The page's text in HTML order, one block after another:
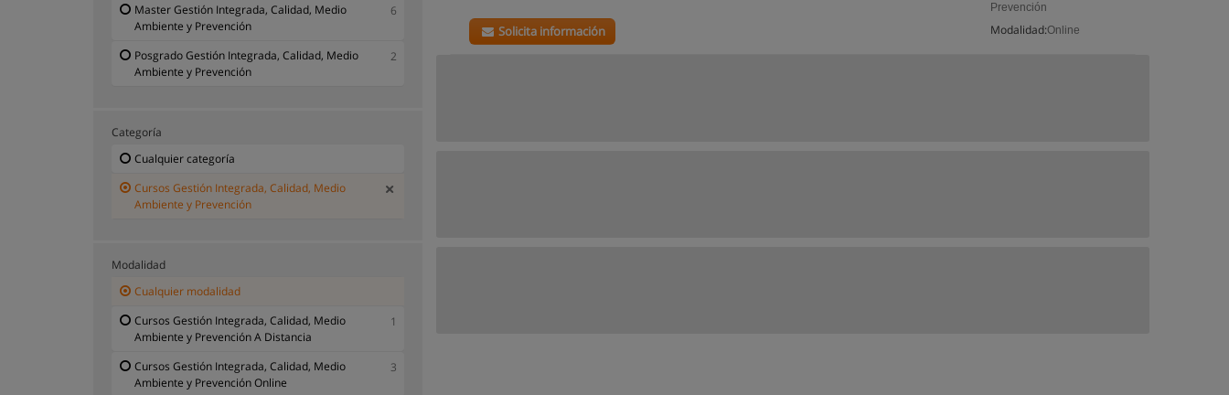
Prevención
Modalidad:Online
Solicita información
Master Gestión Integrada, Calidad, Medio
Ambiente y Prevención
6
Posgrado Gestión Integrada, Calidad, Medio
Ambiente y Prevención
2
Categoría
Cualquier categoría
Cursos Gestión Integrada, Calidad, Medio
Ambiente y Prevención
Modalidad
Cualquier modalidad
Cursos Gestión Integrada, Calidad, Medio
Ambiente y Prevención A Distancia
1
Cursos Gestión Integrada, Calidad, Medio
Ambiente y Prevención Online
3